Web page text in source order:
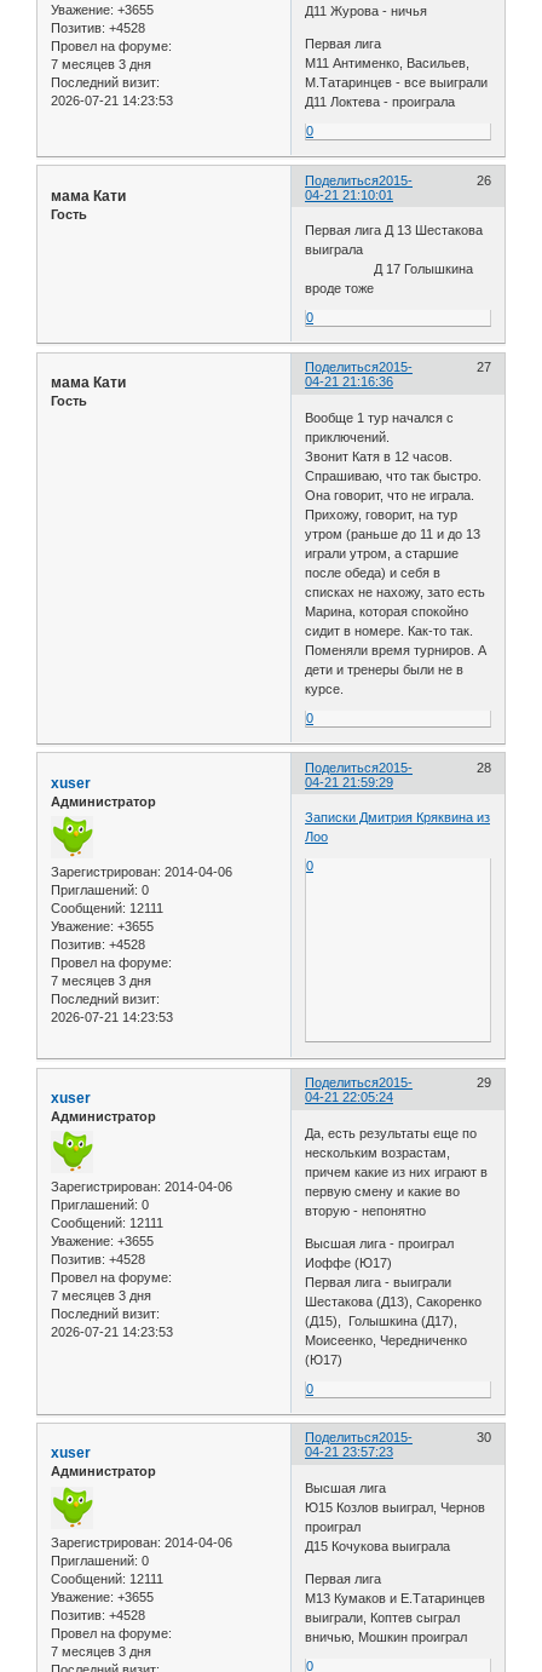
Уважение: +3655
Позитив: +4528
Провел на форуме:
7 месяцев 3 дня
Последний визит:
2026-07-21 14:23:53
Д11 Журова - ничья
Первая лига
М11 Антименко, Васильев,
М.Татаринцев - все выиграли
Д11 Локтева - проиграла
0
Поделиться 26
2015-
04-21 21:10:01
мама Кати
Гость
Первая лига Д 13 Шестакова
выиграла
Д 17 Голышкина
вроде тоже
0
Поделиться 27
2015-
04-21 21:16:36
мама Кати
Гость
Вообще 1 тур начался с
приключений.
Звонит Катя в 12 часов.
Спрашиваю, что так быстро.
Она говорит, что не играла.
Прихожу, говорит, на тур
утром (раньше до 11 и до 13
играли утром, а старшие
после обеда) и себя в
списках не нахожу, зато есть
Марина, которая спокойно
сидит в номере. Как-то так.
Поменяли время турниров. А
дети и тренеры были не в
курсе.
0
Поделиться 28
2015-
04-21 21:59:29
xuser
Администратор
Зарегистрирован: 2014-04-06
Приглашений: 0
Сообщений: 12111
Уважение: +3655
Позитив: +4528
Провел на форуме:
7 месяцев 3 дня
Последний визит:
2026-07-21 14:23:53
Записки Дмитрия Кряквина из
Лоо
0
Поделиться 29
2015-
04-21 22:05:24
xuser
Администратор
Зарегистрирован: 2014-04-06
Приглашений: 0
Сообщений: 12111
Уважение: +3655
Позитив: +4528
Провел на форуме:
7 месяцев 3 дня
Последний визит:
2026-07-21 14:23:53
Да, есть результаты еще по
нескольким возрастам,
причем какие из них играют в
первую смену и какие во
вторую - непонятно
Высшая лига - проиграл
Иоффе (Ю17)
Первая лига - выиграли
Шестакова (Д13), Сакоренко
(Д15), Голышкина (Д17),
Моисеенко, Чередниченко
(Ю17)
0
Поделиться 30
2015-
04-21 23:57:23
xuser
Администратор
Зарегистрирован: 2014-04-06
Приглашений: 0
Сообщений: 12111
Уважение: +3655
Позитив: +4528
Провел на форуме:
7 месяцев 3 дня
Высшая лига
Ю15 Козлов выиграл, Чернов
проиграл
Д15 Кочукова выиграла
Первая лига
М13 Кумаков и Е.Татаринцев
выиграли, Коптев сыграл
вничью, Мошкин проиграл
0